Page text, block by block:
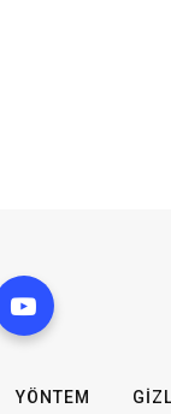
YÖNTEM